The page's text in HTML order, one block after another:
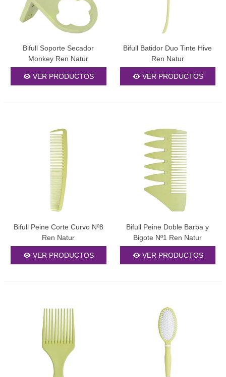
Bifull Soporte Secador
Monkey Ren Natur
VER PRODUCTOS
Bifull Batidor Duo Tinte Hive
Ren Natur
VER PRODUCTOS
Bifull Peine Corte Curvo Nº8
Ren Natur
VER PRODUCTOS
Bifull Peine Doble Barba y
Bigote Nº1 Ren Natur
VER PRODUCTOS